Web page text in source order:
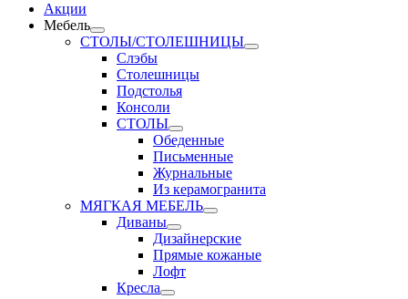
Акции
Мебель
СТОЛЫ/СТОЛЕШНИЦЫ
Слэбы
Столешницы
Подстолья
Консоли
СТОЛЫ
Обеденные
Письменные
Журнальные
Из керамогранита
МЯГКАЯ МЕБЕЛЬ
Диваны
Дизайнерские
Прямые кожаные
Лофт
Кресла